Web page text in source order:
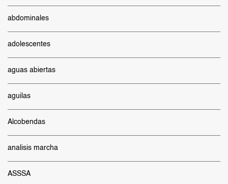
abdominales
adolescentes
aguas abiertas
aguilas
Alcobendas
analisis marcha
ASSSA